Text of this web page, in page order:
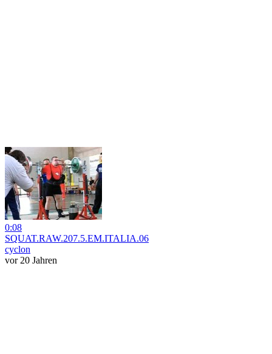
0:08
SQUAT.RAW.207.5.EM.ITALIA.06
cyclon
vor 20 Jahren